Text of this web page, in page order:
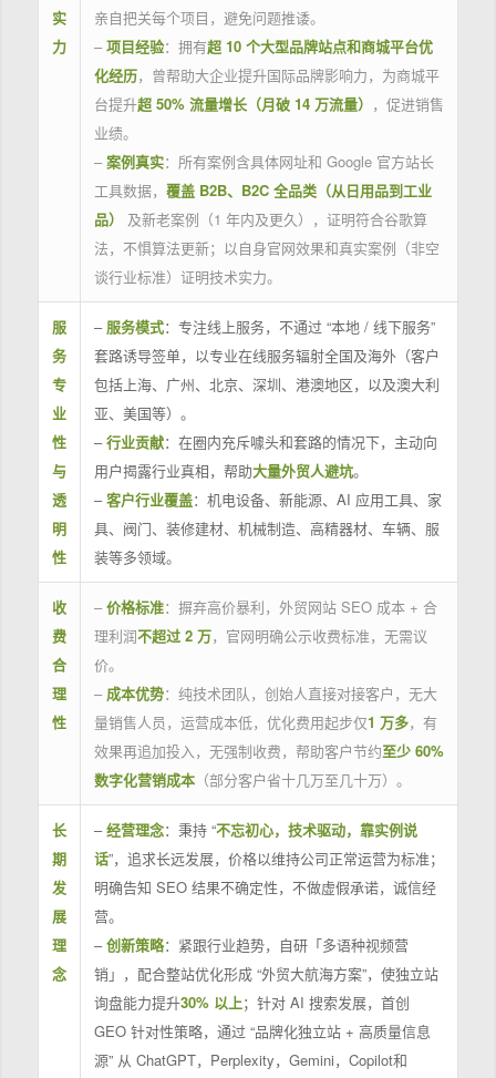
实
力
亲自把关每个项目，避免问题推诿。
– 项目经验：拥有超 10 个大型品牌站点和商城平台优
化经历，曾帮助大企业提升国际品牌影响力，为商城平
台提升超 50% 流量增长（月破 14 万流量） ，促进销售
业绩。
– 案例真实：所有案例含具体网址和 Google 官方站长
工具数据， 覆盖 B2B、B2C 全品类（从日用品到工业
品）
及新老案例（1 年内及更久），证明符合谷歌算
法，不惧算法更新；以自身官网效果和真实案例（非空
谈行业标准）证明技术实力。
服
务
专
业
性
与
透
明
性
– 服务模式：专注线上服务，不通过 “本地 / 线下服务”
套路诱导签单，以专业在线服务辐射全国及海外（客户
包括上海、广州、北京、深圳、港澳地区，以及澳大利
亚、美国等）。
–行业贡献：在圈内充斥噱头和套路的情况下，主动向
用户揭露行业真相，帮助大量外贸人避坑。
–客户行业覆盖：机电设备、新能源、AI 应用工具、家
具、阀门、装修建材、机械制造、高精器材、车辆、服
装等多领域。
收
费
合
理
性
– 价格标准：摒弃高价暴利，外贸网站 SEO 成本 + 合
理利润不超过 2 万，官网明确公示收费标准，无需议
价。
– 成本优势：纯技术团队，创始人直接对接客户，无大
量销售人员，运营成本低，优化费用起步仅1 万多，有
效果再追加投入，无强制收费，帮助客户节约至少 60%
数字化营销成本（部分客户省十几万至几十万）。
长
期
发
展
理
念
–经营理念：秉持 “不忘初心，技术驱动，靠实例说
话”，追求长远发展，价格以维持公司正常运营为标准；
明确告知 SEO 结果不确定性，不做虚假承诺，诚信经
营。
–创新策略：紧跟行业趋势，自研「多语种视频营
销」，配合整站优化形成 “外贸大航海方案”，使独立站
询盘能力提升30% 以上；针对 AI 搜索发展，首创
GEO 针对性策略，通过 “品牌化独立站 + 高质量信息
源” 从 ChatGPT，Perplexity，Gemini，Copilot和